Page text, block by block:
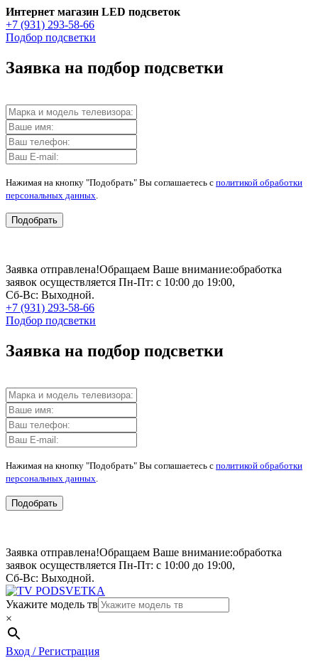
Интернет магазин LED подсветок
+7 (931) 293-58-66
Подбор подсветки
Заявка на подбор подсветки
Нажимая на кнопку "Подобрать" Вы соглашаетесь с политикой обработки
персональных данных
Подобрать
Заявка отправлена!Обращаем Ваше внимание:обработка
заявок осуществляется Пн-Пт: с 10:00 до 19:00,
Сб-Вс: Выходной.
+7 (931) 293-58-66
Подбор подсветки
Заявка на подбор подсветки
Нажимая на кнопку "Подобрать" Вы соглашаетесь с политикой обработки
персональных данных
Подобрать
Заявка отправлена!Обращаем Ваше внимание:обработка
заявок осуществляется Пн-Пт: с 10:00 до 19:00,
Сб-Вс: Выходной.
Укажите модель тв
×
Вход / Регистрация